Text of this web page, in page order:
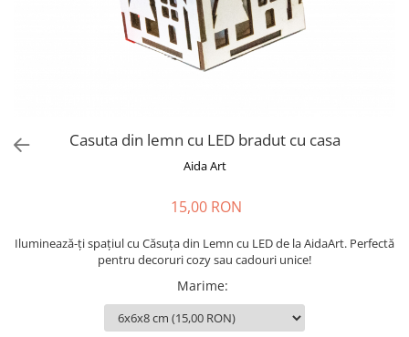
Decoratiuni Paste
Planner / Jurnal
Printare poze
Articole pentru copii
Casuta din lemn cu LED bradut cu casa
Aida Art
15,00 RON
Iluminează-ți spațiul cu Căsuța din Lemn cu LED de la AidaArt. Perfectă
pentru decoruri cozy sau cadouri unice!
Marime: